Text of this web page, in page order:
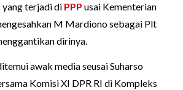
terjadi di PPP usai Kementerian
M Mardiono sebagai Plt
dirinya.
awak media seusai Suharso
Komisi XI DPR RI di Kompleks